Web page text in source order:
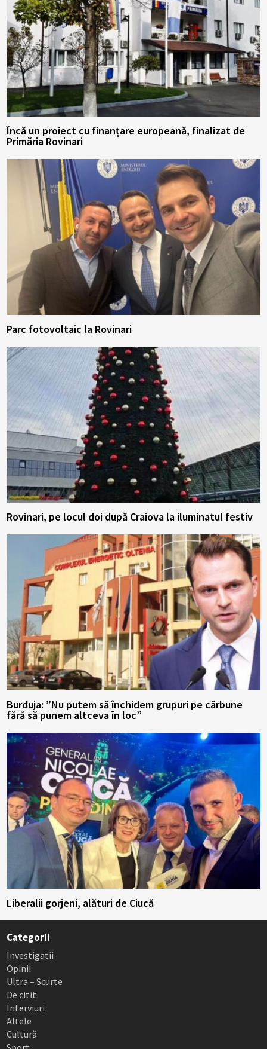
Încă un proiect cu finanțare europeană, finalizat de
Primăria Rovinari
Parc fotovoltaic la Rovinari
Rovinari, pe locul doi după Craiova la iluminatul festiv
Burduja: ”Nu putem să închidem grupuri pe cărbune
fără să punem altceva în loc”
Liberalii gorjeni, alături de Ciucă
Categorii
Investigatii
Opinii
Ultra – Scurte
De citit
Interviuri
Altele
Cultură